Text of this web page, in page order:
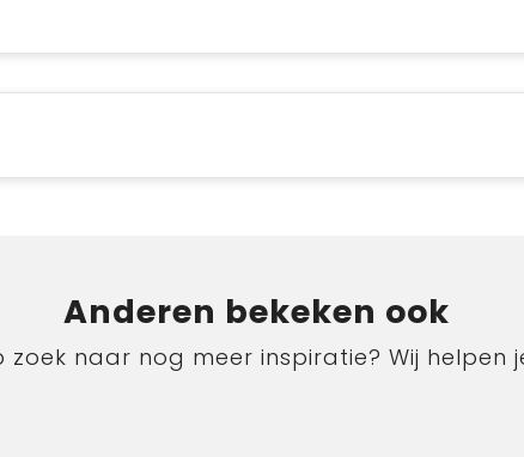
Anderen bekeken ook
zoek naar nog meer inspiratie? Wij helpen